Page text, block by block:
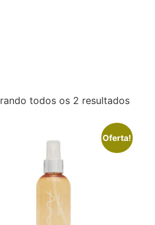
todos os 2 resultados
Oferta!